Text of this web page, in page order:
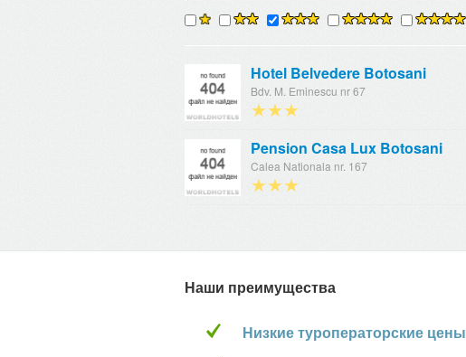
Hotel Belvedere Botosani
Bdv. M. Eminescu nr 67
★★★
Pension Casa Lux Botosani
Calea Nationala nr. 167
★★★
Наши преимущества
Низкие туроператорские цены